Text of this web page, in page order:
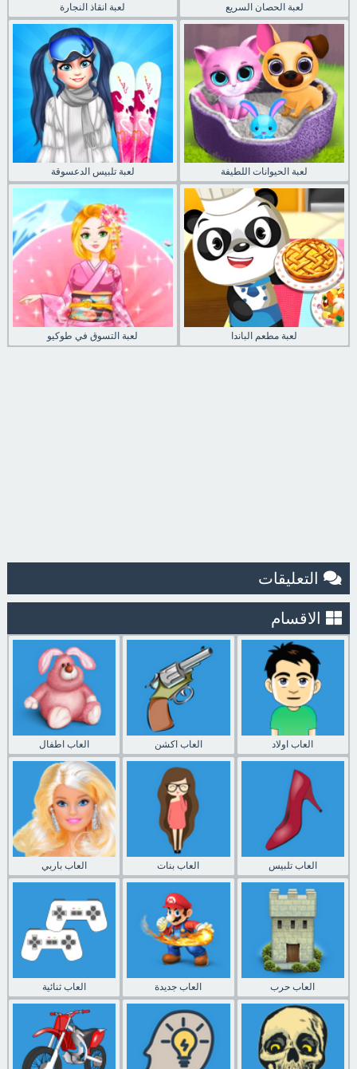
لعبة انقاذ النجارة لعبة الحصان السريع
لعبة تلبيس الدعسوقة لعبة الحيوانات اللطيفة
لعبة التسوق في طوكيو لعبة مطعم الباندا
التعليقات
الاقسام
العاب اطفال العاب اكشن العاب اولاد
العاب باربي العاب بنات العاب تلبيس
العاب ثنائية العاب جديدة العاب حرب